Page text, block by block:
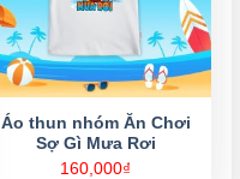
Áo thun nhóm Ăn Chơi
Sợ Gì Mưa Rơi
160,000₫